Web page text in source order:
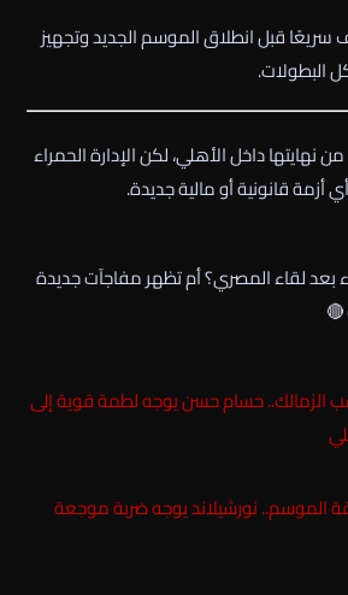
سريعًا قبل انطلاق الموسم الجديد وتجهيز
البطولات.
من نهايتها داخلالأهلي، لكن الإدارة الحمراء
أزمة قانونية أو مالية جديدة.
لقاء المصري؟ أم تظهر مفاجآت جديدة
الزمالك.. حسام حسن يوجه لطمة قوية إلى
الموسم.. نورشيلاند يوجه ضربة موجعة